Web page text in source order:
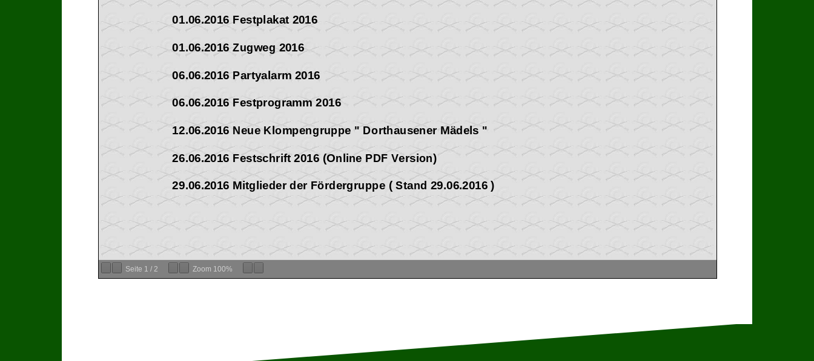
01.06.2016 Festplakat 2016
01.06.2016 Zugweg 2016
06.06.2016 Partyalarm 2016
06.06.2016 Festprogramm 2016
12.06.2016 Neue Klompengruppe " Dorthausener Mädels "
26.06.2016 Festschrift 2016 (Online PDF Version)
29.06.2016 Mitglieder der Fördergruppe ( Stand 29.06.2016 )
Seite 1 / 2 Zoom 100%